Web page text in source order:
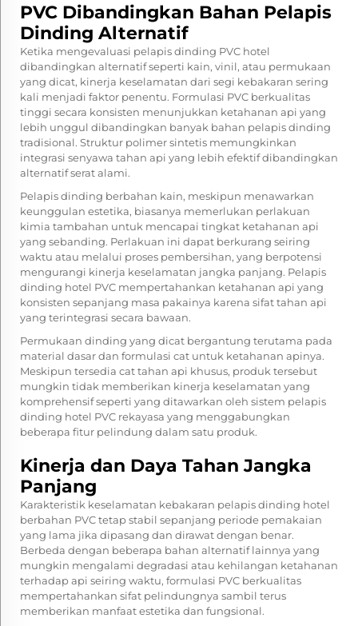
PVC Dibandingkan Bahan Pelapis
Dinding Alternatif
Ketika mengevaluasi pelapis dinding PVC hotel
dibandingkan alternatif seperti kain, vinil, atau permukaan
yang dicat, kinerja keselamatan dari segi kebakaran sering
kali menjadi faktor penentu. Formulasi PVC berkualitas
tinggi secara konsisten menunjukkan ketahanan api yang
lebih unggul dibandingkan banyak bahan pelapis dinding
tradisional. Struktur polimer sintetis memungkinkan
integrasi senyawa tahan api yang lebih efektif dibandingkan
alternatif serat alami.
Pelapis dinding berbahan kain, meskipun menawarkan
keunggulan estetika, biasanya memerlukan perlakuan
kimia tambahan untuk mencapai tingkat ketahanan api
yang sebanding. Perlakuan ini dapat berkurang seiring
waktu atau melalui proses pembersihan, yang berpotensi
mengurangi kinerja keselamatan jangka panjang. Pelapis
dinding hotel PVC mempertahankan ketahanan api yang
konsisten sepanjang masa pakainya karena sifat tahan api
yang terintegrasi secara bawaan.
Permukaan dinding yang dicat bergantung terutama pada
material dasar dan formulasi cat untuk ketahanan apinya.
Meskipun tersedia cat tahan api khusus, produk tersebut
mungkin tidak memberikan kinerja keselamatan yang
komprehensif seperti yang ditawarkan oleh sistem pelapis
dinding hotel PVC rekayasa yang menggabungkan
beberapa fitur pelindung dalam satu produk.
Kinerja dan Daya Tahan Jangka
Panjang
Karakteristik keselamatan kebakaran pelapis dinding hotel
berbahan PVC tetap stabil sepanjang periode pemakaian
yang lama jika dipasang dan dirawat dengan benar.
Berbeda dengan beberapa bahan alternatif lainnya yang
mungkin mengalami degradasi atau kehilangan ketahanan
terhadap api seiring waktu, formulasi PVC berkualitas
mempertahankan sifat pelindungnya sambil terus
memberikan manfaat estetika dan fungsional.